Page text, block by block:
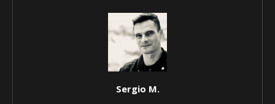
Sergio M.